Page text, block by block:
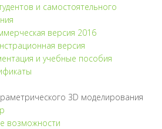
и самостоятельного
версия 2016
версия
и учебные пособия
3D моделирования
возможности